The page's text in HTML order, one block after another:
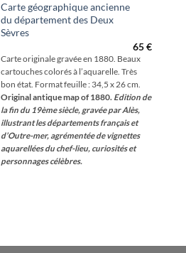
Carte géographique ancienne
du département des Deux
Sèvres
65€
Carte originale gravée en 1880. Beaux
cartouches colorés à l’aquarelle. Très
bon état. Format feuille : 34,5 x 26 cm.
Original antique map of 1880. Edition de
la fin du 19ème siècle, gravée par Alès,
illustrant les départements français et
d’Outre-mer, agrémentée de vignettes
aquarellées du chef-lieu, curiosités et
personnages célèbres.